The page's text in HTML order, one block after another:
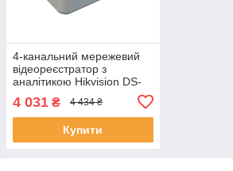
4-канальний мережевий
відеореєстратор з
аналітикою Hikvision DS-
7104NI-Q1(D) ЕКОБОКС
4 031 ₴ 4 434 ₴
Купити